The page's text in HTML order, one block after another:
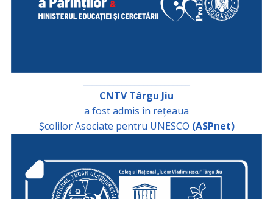
CNTV Târgu Jiu
a fost admis în rețeaua
Școlilor Asociate pentru UNESCO (ASPnet)